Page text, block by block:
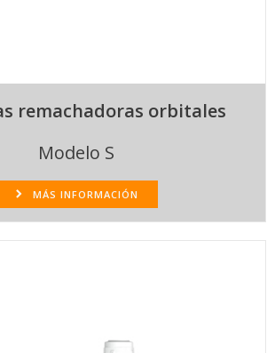
remachadoras orbitales
Modelo S
MÁS INFORMACIÓN